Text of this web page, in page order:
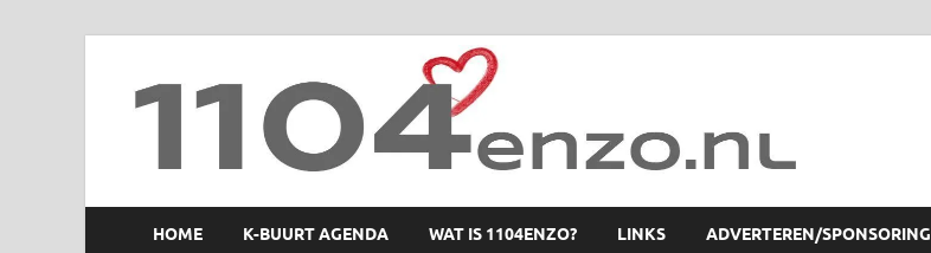
1104 en zo
HOME K-BUURT AGENDA WAT IS 1104ENZO? LINKS ADVERTEREN/SPONSORING